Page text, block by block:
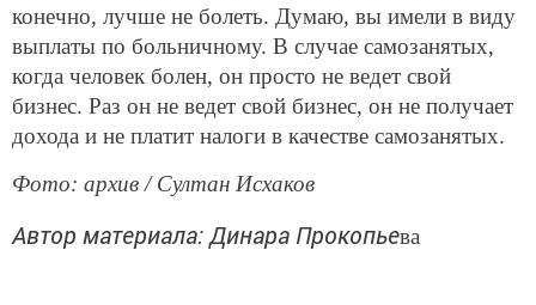
конечно, лучше не болеть. Думаю, вы имели в виду
выплаты по больничному. В случае самозанятых,
когда человек болен, он просто не ведет свой
бизнес. Раз он не ведет свой бизнес, он не получает
дохода и не платит налоги в качестве самозанятых.
Фото: архив / Султан Исхаков
Автор материала: Динара Прокопьева